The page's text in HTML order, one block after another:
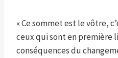
« Ce sommet est le vôtre,
ceux qui sont en première
conséquences du